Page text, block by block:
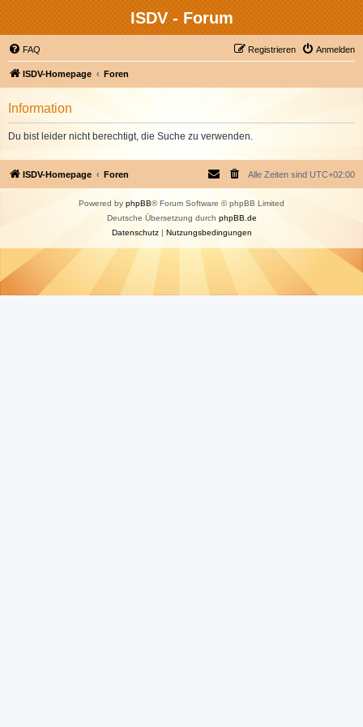
ISDV - Forum
FAQ Anmelden
Registrieren
ISDV-Homepage Foren
Information
Du bist leider nicht berechtigt, die Suche zu verwenden.
ISDV-Homepage Foren Alle Zeiten sind UTC+02:00
Powered by phpBB® Forum Software © phpBB Limited
Deutsche Übersetzung durch phpBB.de
Datenschutz| Nutzungsbedingungen